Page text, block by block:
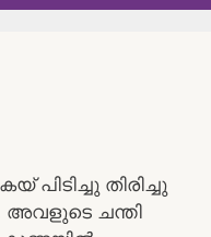
തിരിച്ചു
അവളുടെ ചന്തി